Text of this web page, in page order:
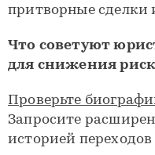
притворные сделки
Что советуют
для снижения
Проверьте
Запросите
историей переходов